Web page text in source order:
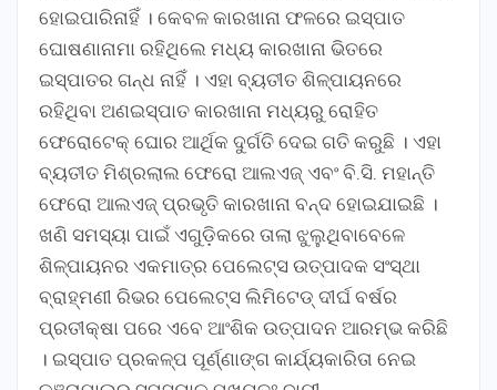
ହୋଇପାରିନାହିଁ । କେବଳ କାରଖାନା ଫଳରେ ଇସ୍ପାତ
ଘୋଷଣାନାମା ରହିଥିଲେ ମଧ୍ୟ କାରଖାନା ଭିତରେ
ଇସ୍ପାତର ଗନ୍ଧ ନାହିଁ । ଏହା ବ୍ୟତୀତ ଶିଳ୍ପାୟନରେ
ରହିଥିବା ଅଣଇସ୍ପାତ କାରଖାନା ମଧ୍ୟରୁ ରୋହିତ
ଫେରୋଟେକ୍ ଘୋର ଆର୍ଥିକ ଦୁର୍ଗତି ଦେଇ ଗତି କରୁଛି । ଏହା
ବ୍ୟତୀତ ମିଶ୍ରଲାଲ ଫେରୋ ଆଲଏଜ୍ ଏବଂ ବି.ସି. ମହାନ୍ତି
ଫେରୋ ଆଲଏଜ୍ ପ୍ରଭୃତି କାରଖାନା ବନ୍ଦ ହୋଇଯାଇଛି ।
ଖଣି ସମସ୍ୟା ପାଇଁ ଏଗୁଡ଼ିକରେ ତାଲା ଝୁଲୁଥିବାବେଳେ
ଶିଳ୍ପାୟନର ଏକମାତ୍ର ପେଲେଟ୍ସ ଉତ୍ପାଦକ ସଂସ୍ଥା
ବ୍ରାହ୍ମଣୀ ରିଭର ପେଲେଟ୍ସ ଲିମିଟେଡ୍ ଦୀର୍ଘ ବର୍ଷର
ପ୍ରତୀକ୍ଷା ପରେ ଏବେ ଆଂଶିକ ଉତ୍ପାଦନ ଆରମ୍ଭ କରିଛି
। ଇସ୍ପାତ ପ୍ରକଳ୍ପ ପୂର୍ଣ୍ଣାଙ୍ଗ କାର୍ଯ୍ୟକାରିତା ନେଇ